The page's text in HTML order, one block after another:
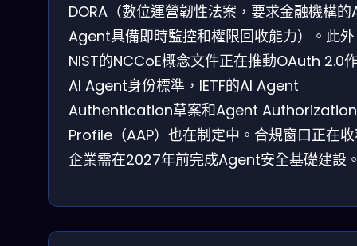
DORA（數位運營韌性法案，要求金融機構的
Agent具備即時監控和權限回收能力）。此
NIST的NCCoE概念文件正在推動OAuth 2.0
AI Agent身份標準，IETF的AI Agent
Authentication草案和Agent Authorization
Profile（AAP）也在制定中。合規窗口正在
企業需在2027年前完成Agent安全基礎建設